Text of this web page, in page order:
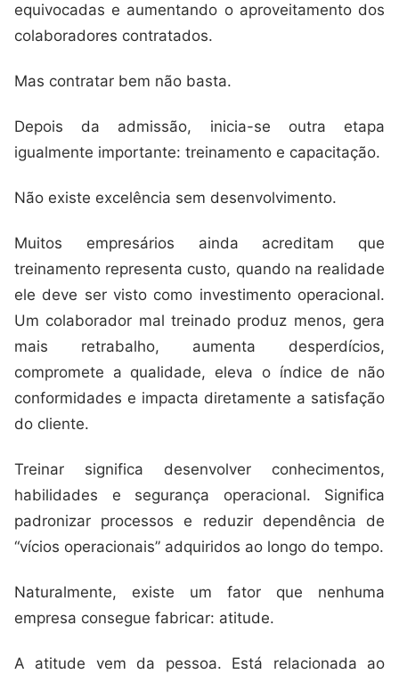
equivocadas e aumentando o aproveitamento dos
colaboradores contratados.
Mas contratar bem não basta.
Depois da admissão, inicia-se outra etapa
igualmente importante: treinamento e capacitação.
Não existe excelência sem desenvolvimento.
Muitos empresários ainda acreditam que
treinamento representa custo, quando na realidade
ele deve ser visto como investimento operacional.
Um colaborador mal treinado produz menos, gera
mais retrabalho, aumenta desperdícios,
compromete a qualidade, eleva o índice de não
conformidades e impacta diretamente a satisfação
do cliente.
Treinar significa desenvolver conhecimentos,
habilidades e segurança operacional. Significa
padronizar processos e reduzir dependência de
“vícios operacionais” adquiridos ao longo do tempo.
Naturalmente, existe um fator que nenhuma
empresa consegue fabricar: atitude.
A atitude vem da pessoa. Está relacionada ao